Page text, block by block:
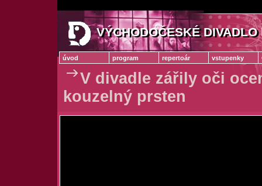
VÝCHODOČESKÉ
VÝCHODOČESKÉ DIVADLO
úvod program repertoár vstupenky
V divadle zářily oči
kouzelný prsten